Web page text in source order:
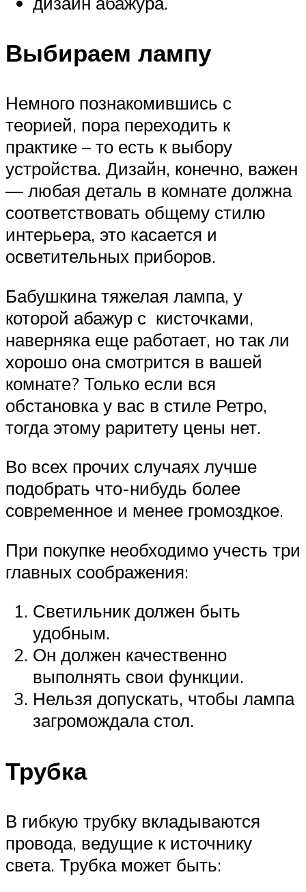
Выбираем лампу
Немного познакомившись с
теорией, пора переходить к
практике – то есть к выбору
устройства. Дизайн, конечно, важен
— любая деталь в комнате должна
соответствовать общему стилю
интерьера, это касается и
осветительных приборов.
Бабушкина тяжелая лампа, у
которой абажур с кисточками,
наверняка еще работает, но так ли
хорошо она смотрится в вашей
комнате? Только если вся
обстановка у вас в стиле Ретро,
тогда этому раритету цены нет.
Во всех прочих случаях лучше
подобрать что-нибудь более
современное и менее громоздкое.
При покупке необходимо учесть три
главных соображения:
Светильник должен быть
удобным.
Он должен качественно
выполнять свои функции.
Нельзя допускать, чтобы лампа
загромождала стол.
Трубка
В гибкую трубку вкладываются
провода, ведущие к источнику
света. Трубка может быть: